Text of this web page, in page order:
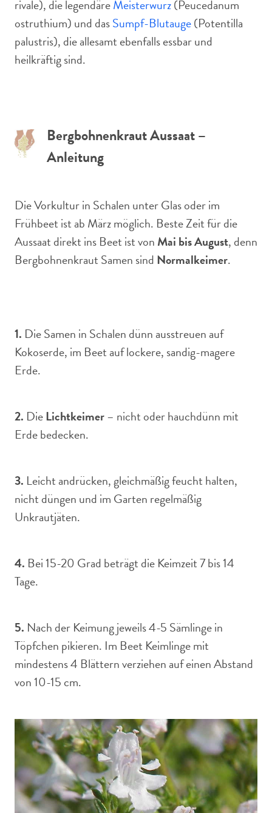
rivale), die legendäreMeisterwurz(Peucedanum
ostruthium) und dasSumpf-Blutauge(Potentilla
palustris), die allesamt ebenfalls essbar und
heilkräftig sind.
Bergbohnenkraut Aussaat –
Anleitung
Die Vorkultur in Schalen unter Glas oder im
Frühbeet ist ab März möglich. Beste Zeit für die
Aussaat direkt ins Beet ist von Mai bis August, denn
Bergbohnenkraut Samen sind Normalkeimer.
1. Die Samen in Schalen dünn ausstreuen auf
Kokoserde, im Beet auf lockere, sandig-magere
Erde.
2. DieLichtkeimer– nicht oder hauchdünn mit
Erde bedecken.
3. Leicht andrücken, gleichmäßig feucht halten,
nicht düngen und im Garten regelmäßig
Unkrautjäten.
4. Bei 15-20 Grad beträgt die Keimzeit 7 bis 14
Tage.
5. Nach der Keimung jeweils 4-5 Sämlinge in
Töpfchen pikieren. Im Beet Keimlinge mit
mindestens 4 Blättern verziehen auf einen Abstand
von 10-15 cm.